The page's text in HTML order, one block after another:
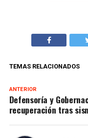
TEMAS RELACIONADOS
ANTERIOR
Defensoría y
recuperación tras